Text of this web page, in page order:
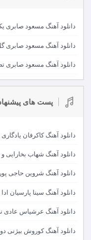
دانلود آهنگ مسعود صابری
دانلود آهنگ مسعود صابری
دانلود آهنگ مسعود صابری
پست های
دانلود آهنگ کاکرفان یادگاری
دانلود آهنگ شهاب بخارایی
دانلود آهنگ شروین حاجی
دانلود آهنگ سینا پارسیان ادا
دانلود آهنگ عرشیاس عادی
دانلود آهنگ کوروش بیژنی